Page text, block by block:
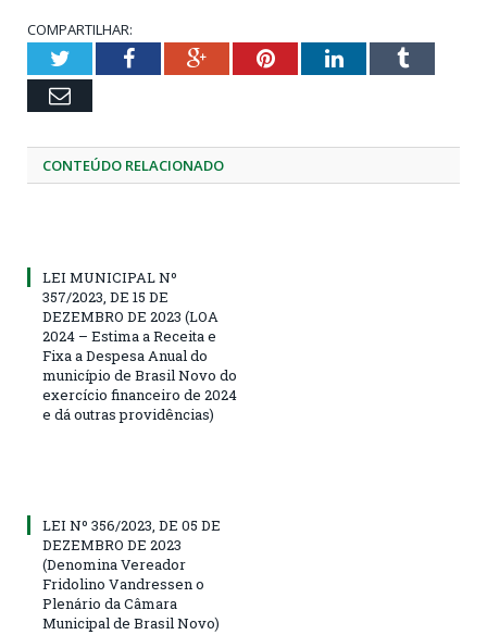
COMPARTILHAR:
TwitterFacebookGoogle+PinterestLinkedInTumblr
Email
CONTEÚDO RELACIONADO
LEI MUNICIPAL Nº
357/2023, DE 15 DE
DEZEMBRO DE 2023 (LOA
2024 – Estima a Receita e
Fixa a Despesa Anual do
município de Brasil Novo do
exercício financeiro de 2024
e dá outras providências)
LEI Nº 356/2023, DE 05 DE
DEZEMBRO DE 2023
(Denomina Vereador
Fridolino Vandressen o
Plenário da Câmara
Municipal de Brasil Novo)